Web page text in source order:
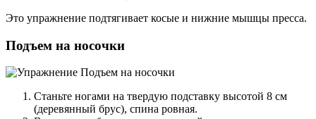
Это упражнение подтягивает косые и нижние мышцы пресса.
Подъем на носочки
Станьте ногами на твердую подставку высотой 8 см
(деревянный брус), спина ровная.